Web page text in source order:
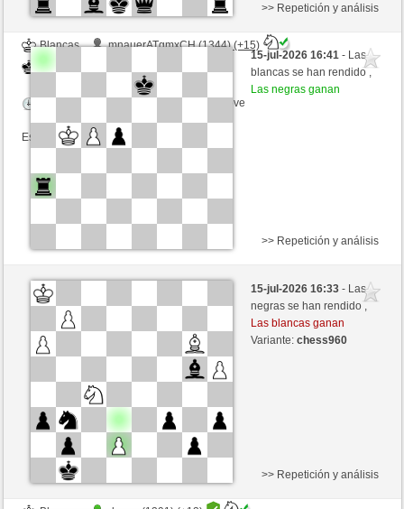
Blancas
mnauerATgmxCH (1344) (+15)
Negras
Tiempo: 3 minutes/side + 2 seconds/move
Esta partida es por puntos
>> Repetición y análisis
15-jul-2026 16:41- Las
blancas se han rendido ,
Las negras ganan
Blancas
Alkanoid (1454) (-23)
Negras
Tiempo: 5 minutes/side + 3 seconds/move
>> Repetición y análisis
15-jul-2026 16:33- Las
negras se han rendido ,
Las blancas ganan
Variante:chess960
>> Repetición y análisis